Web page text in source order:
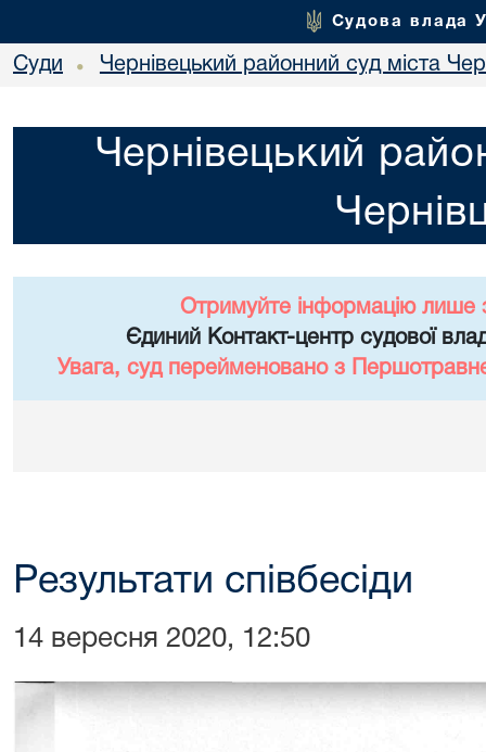
Судова влада
Суди • Чернівецький районний суд міста
Чернівецький
Отримуйте інформацію лише
Єдиний Контакт-центр судової
Увага, суд перейменовано з
Результати співбесіди
14 вересня 2020, 12:50